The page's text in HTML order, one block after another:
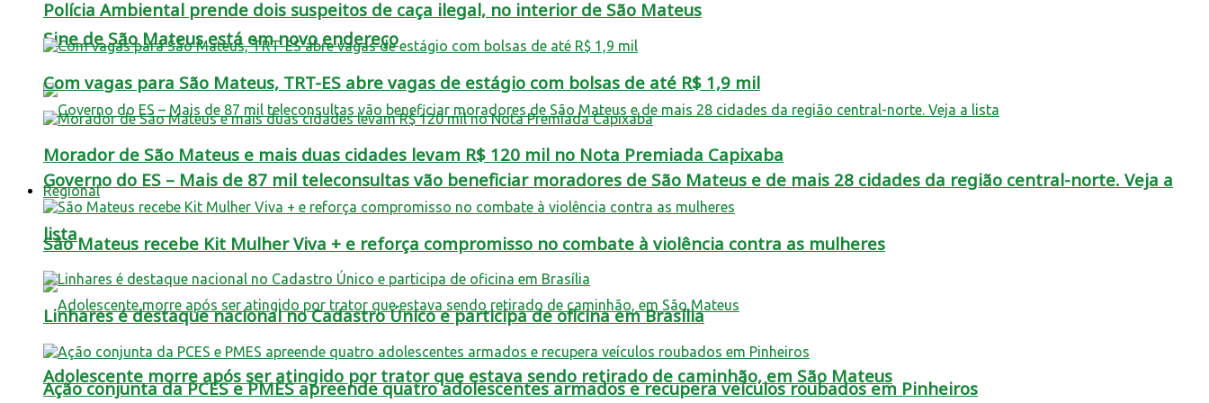
Sine de São Mateus está em novo endereço
Governo do ES – Mais de 87 mil teleconsultas vão beneficiar moradores de São Mateus e de mais 28 cidades da região central-norte. Veja a
lista
Adolescente morre após ser atingido por trator que estava sendo retirado de caminhão, em São Mateus
Polícia Ambiental prende dois suspeitos de caça ilegal, no interior de São Mateus
Com vagas para São Mateus, TRT-ES abre vagas de estágio com bolsas de até R$ 1,9 mil
Morador de São Mateus e mais duas cidades levam R$ 120 mil no Nota Premiada Capixaba
Regional
São Mateus recebe Kit Mulher Viva + e reforça compromisso no combate à violência contra as mulheres
Linhares é destaque nacional no Cadastro Único e participa de oficina em Brasília
Ação conjunta da PCES e PMES apreende quatro adolescentes armados e recupera veículos roubados em Pinheiros